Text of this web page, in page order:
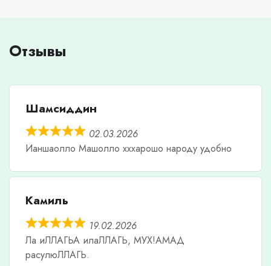
Отзывы
Шамсиддин
02.03.2026
Ианшаолло Машолло хххарошо народу удобно
Камиль
19.02.2026
Ла иЛЛАГЬА илаЛЛАГЬ, МУХ!АМАД
расулюЛЛАГЬ.